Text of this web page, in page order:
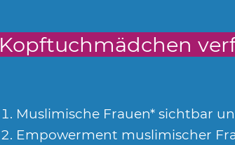
Kopftuchmädchen
Muslimische Frauen* sichtbar
Empowerment muslimischer